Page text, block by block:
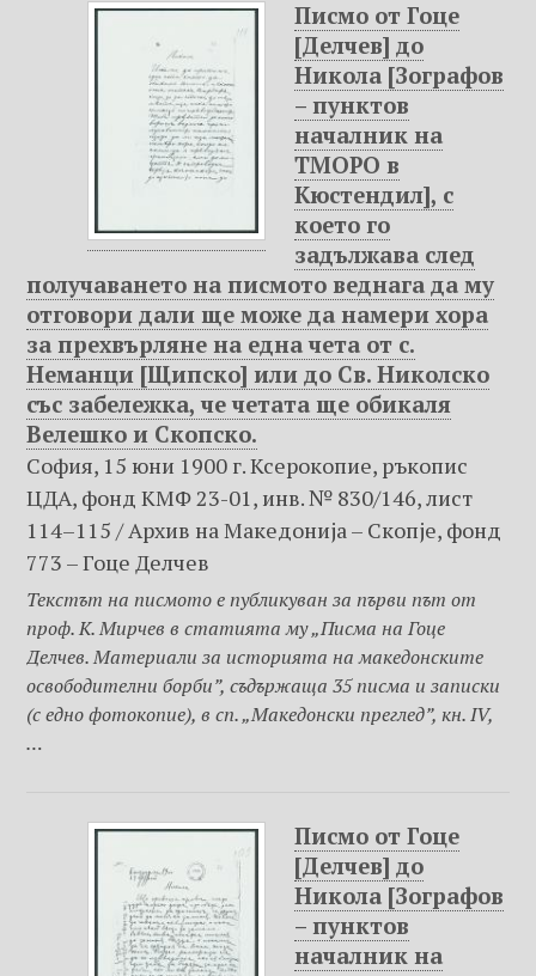
Писмо от Гоце
[Делчев] до
Никола [Зографов
– пунктов
началник на
ТМОРО в
Кюстендил], с
което го
задължава след
получаването на писмото веднага да му
отговори дали ще може да намери хора
за прехвърляне на една чета от с.
Неманци [Щипско] или до Св. Николско
със забележка, че четата ще обикаля
Велешко и Скопско.
София, 15 юни 1900 г. Ксерокопие, ръкопис
ЦДА, фонд КМФ 23-01, инв. № 830/146, лист
114–115 / Архив на Македониjа – Скопje, фонд
773 – Гоце Делчев
Текстът на писмото е публикуван за първи път от
проф. К. Мирчев в статията му „Писма на Гоце
Делчев. Материали за историята на македонските
освободителни борби”, съдържаща 35 писма и записки
(с едно фотокопие), в сп. „Македонски преглед”, кн. IV,
…
Писмо от Гоце
[Делчев] до
Никола [Зографов
– пунктов
началник на